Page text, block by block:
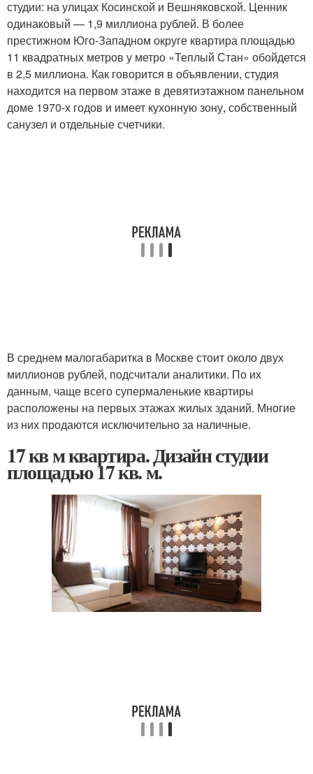
студии: на улицах Косинской и Вешняковской. Ценник
одинаковый — 1,9 миллиона рублей. В более
престижном Юго-Западном округе квартира площадью
11 квадратных метров у метро «Теплый Стан» обойдется
в 2,5 миллиона. Как говорится в объявлении, студия
находится на первом этаже в девятиэтажном панельном
доме 1970-х годов и имеет кухонную зону, собственный
санузел и отдельные счетчики.
В среднем малогабаритка в Москве стоит около двух
миллионов рублей, подсчитали аналитики. По их
данным, чаще всего супермаленькие квартиры
расположены на первых этажах жилых зданий. Многие
из них продаются исключительно за наличные.
17 кв м квартира. Дизайн студии
площадью 17 кв. м.